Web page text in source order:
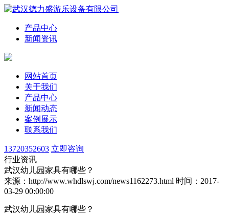
产品中心
新闻资讯
网站首页
关于我们
产品中心
新闻动态
案例展示
联系我们
13720352603 立即咨询
行业资讯
武汉幼儿园家具有哪些？
来源：http://www.whdlswj.com/news1162273.html 时间：2017-
03-29 00:00:00
武汉幼儿园家具有哪些？